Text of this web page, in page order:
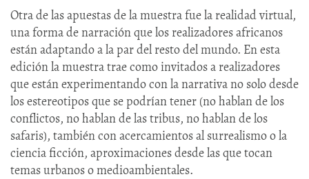
Otra de las apuestas de la muestra fue la realidad virtual,
una forma de narración que los realizadores africanos
están adaptando a la par del resto del mundo. En esta
edición la muestra trae como invitados a realizadores
que están experimentando con la narrativa no solo desde
los estereotipos que se podrían tener (no hablan de los
conflictos, no hablan de las tribus, no hablan de los
safaris), también con acercamientos al surrealismo o la
ciencia ficción, aproximaciones desde las que tocan
temas urbanos o medioambientales.